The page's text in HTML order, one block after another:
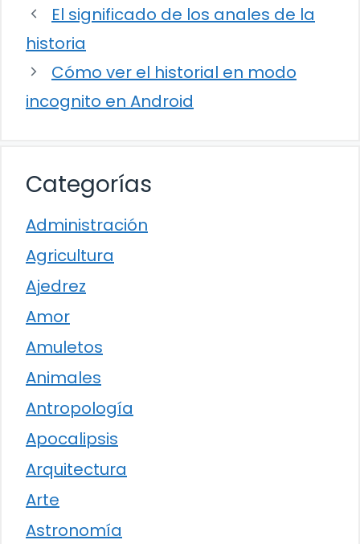
El significado de los anales de la
historia
Cómo ver el historial en modo
incognito en Android
Categorías
Administración
Agricultura
Ajedrez
Amor
Amuletos
Animales
Antropología
Apocalipsis
Arquitectura
Arte
Astronomía